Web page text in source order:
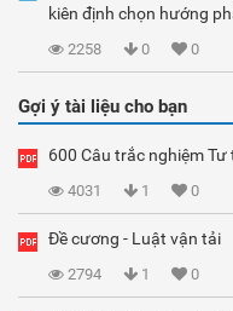
kiên định chọn hướng
2258 0 0
Gợi ý tài liệu cho bạn
600 Câu trắc nghiệm
4031 1 0
Đề cương - Luật vận tải
2794 1 0